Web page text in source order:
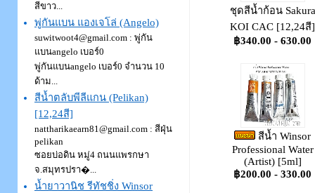
สีขาว...
พู่กันแบน แองเจโล่ (Angelo)
suwitwoot4@gmail.com : พู่กัน
แบนangelo เบอร์0
พู่กันแบนangelo เบอร์0 จำนวน 10
ด้าม...
สีน้ำตลับพีลีแกน (Pelikan)
[12,24สี]
nattharikaearn81@gmail.com : สีฝุ่น
pelikan
ซอยบ่อดิน หมู่4 ถนนแพรกษา
จ.สมุทรปรา�...
น้ำยาวานิช รีทัชชิ่ง Winsor
ชุดสีน้ำก้อน Sakura
KOI CAC [12,24สี]
฿340.00 - 630.00
สีน้ำ Winsor
Professional Water
(Artist) [5ml]
฿200.00 - 330.00